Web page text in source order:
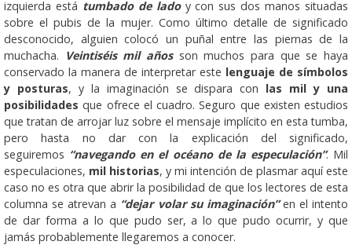
izquierda está tumbado de ladoy con sus dos manos situadas
sobre el pubis de la mujer. Como último detalle de significado
desconocido, alguien colocó un puñal entre las piernas de la
muchacha. Veintiséis mil añosson muchos para que se haya
conservado la manera de interpretar este lenguaje de símbolos
y posturas, y la imaginación se dispara con las mil y una
posibilidades que ofrece el cuadro. Seguro que existen estudios
que tratan de arrojar luz sobre el mensaje implícito en esta tumba,
pero hasta no dar con la explicación del significado,
seguiremos “navegando en el océano de la especulación”. Mil
especulaciones, mil historias, y mi intención de plasmar aquí este
caso no es otra que abrir la posibilidad de que los lectores de esta
columna se atrevan a “dejar volar su imaginación”en el intento
de dar forma a lo que pudo ser, a lo que pudo ocurrir, y que
jamás probablemente llegaremos a conocer.